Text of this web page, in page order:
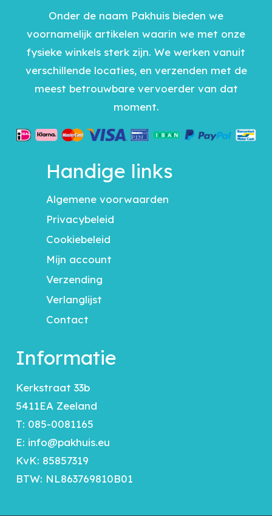
Onder de naam Pakhuis bieden we
voornamelijk artikelen waarin we met onze
fysieke winkels sterk zijn. We werken vanuit
verschillende locaties, en verzenden met de
meest betrouwbare vervoerder van dat
moment.
Handige links
Algemene voorwaarden
Privacybeleid
Cookiebeleid
Mijn account
Verzending
Verlanglijst
Contact
Informatie
Kerkstraat 33b
5411EA Zeeland
T: 085-0081165
E: info@pakhuis.eu
KvK: 85857319
BTW: NL863769810B01